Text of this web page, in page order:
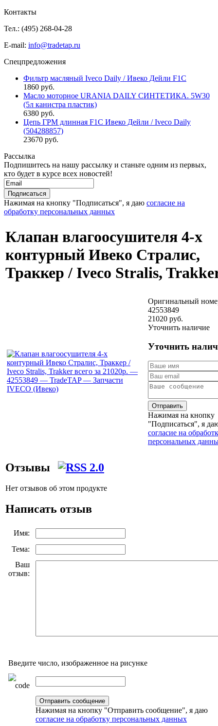
Контакты
Тел.: (495) 268-04-28
E-mail: info@tradetap.ru
Спецпредложения
Фильтр масляный Iveco Daily / Ивеко Дейли F1C
1860 руб.
Масло моторное URANIA DAILY СИНТЕТИКА. 5W30
(5л канистра пластик)
6380 руб.
Цепь ГРМ длинная F1C Ивеко Дейли / Iveco Daily
(504288857)
23670 руб.
Рассылка
Подпишитесь на нашу рассылку и станьте одним из первых,
кто будет в курсе всех новостей!
Нажимая на кнопку "Подписаться", я даю согласие на
обработку персональных данных
Клапан влагоосушителя 4-х
контурный Ивеко Стралис,
Траккер / Iveco Stralis,
Оригинальный
42553849
21020 руб.
Уточнить наличие
Уточнить
Отправить
Нажимая на кнопку
"Подписаться", я
согласие на
персональных
Отзывы
Нет отзывов об этом продукте
Написать отзыв
Имя:
Тема:
Ваш
отзыв:
Введите число, изображенное на рисунке
Нажимая на кнопку "Отправить сообщение", я даю
согласие на обработку персональных данных